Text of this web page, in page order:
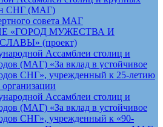
СНГ (МАГ)
совета МАГ
«ГОРОД МУЖЕСТВА И
(проект)
Ассамблеи столиц и
(МАГ) «За вклад в устойчивое
СНГ», учрежденный к 25-летию
организации
Ассамблеи столиц и
(МАГ) «За вклад в устойчивое
СНГ», учрежденный к «90-